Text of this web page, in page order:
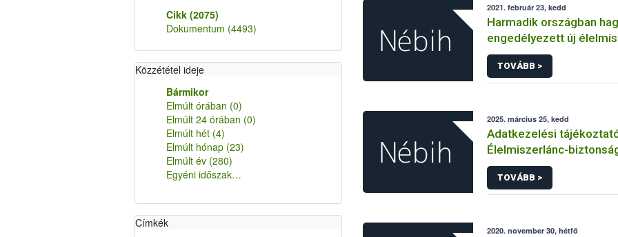
Cikk (2075)
Dokumentum (4493)
Közzététel ideje
Bármikor
Elmúlt órában (0)
Elmúlt 24 órában (0)
Elmúlt hét (4)
Elmúlt hónap (23)
Elmúlt év (280)
Egyéni időszak…
Címkék
2021. február 23, kedd
Harmadik országban
engedélyezett új
Európai Unióban
TOVÁBB >
2025. március 25, kedd
Adatkezelési
Élelmiszerlánc-
Ügyfélprofil
tevékenység
közhatalmi eljárásaihoz
TOVÁBB >
2020. november 30, hétfő